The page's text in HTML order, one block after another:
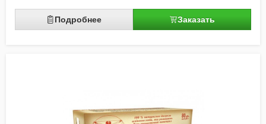
Подробнее Заказать